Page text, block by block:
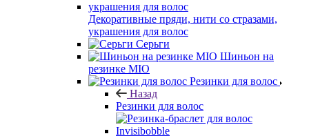
Декоративные пряди, нити со стразами,
украшения для волос
Серьги
Шиньон на
резинке MIO
Резинки для волос
Назад
Резинки для волос